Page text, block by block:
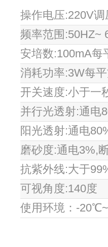
操作电压:220V调
频率范围 :50HZ~
安培数:100mA每
消耗功率:3W每
开关速度:小于一
并行光透射:通电
阳光透射:通电
磨砂度:通电3%,
抗紫外线:大于
可视角度:140度
使用环境： -20